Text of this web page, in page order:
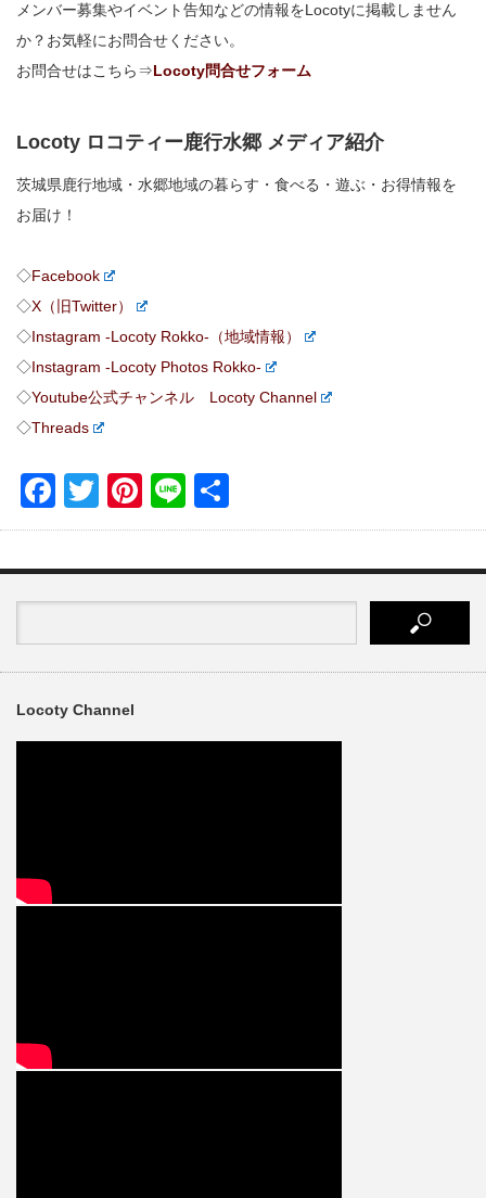
メンバー募集やイベント告知などの情報をLocotyに掲載しません
か？お気軽にお問合せください。
お問合せはこちら⇒Locoty問合せフォーム
Locoty ロコティー鹿行水郷 メディア紹介
茨城県鹿行地域・水郷地域の暮らす・食べる・遊ぶ・お得情報を
お届け！
◇Facebook
◇X（旧Twitter）
◇Instagram -Locoty Rokko-（地域情報）
◇Instagram -Locoty Photos Rokko-
◇Youtube公式チャンネル Locoty Channel
◇Threads
Facebook
TwitterPinterest
Line
有
Locoty Channel